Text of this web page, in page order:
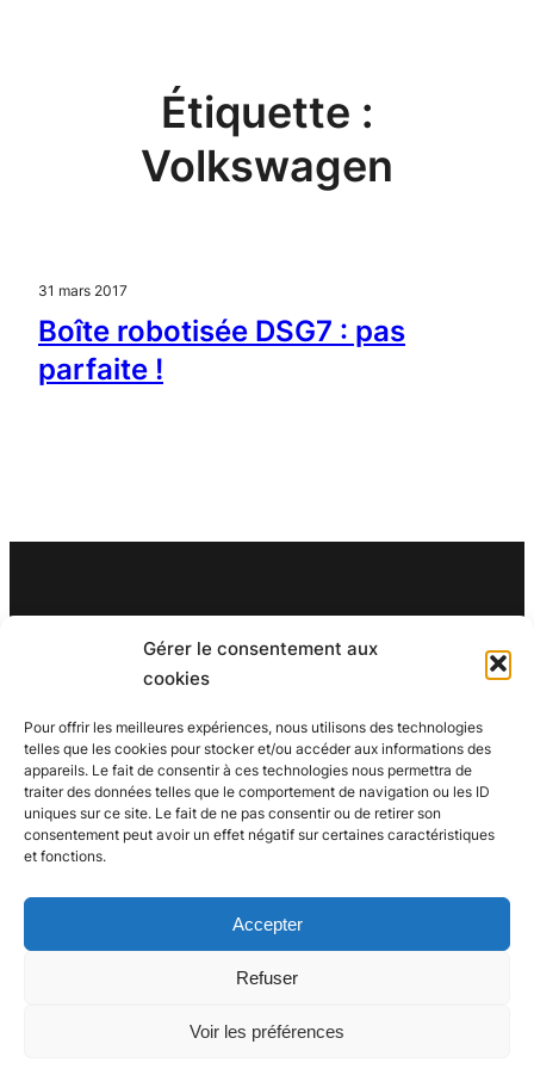
Gérer le consentement aux
cookies
Pour offrir les meilleures expériences, nous utilisons des technologies
telles que les cookies pour stocker et/ou accéder aux informations des
appareils. Le fait de consentir à ces technologies nous permettra de
traiter des données telles que le comportement de navigation ou les ID
uniques sur ce site. Le fait de ne pas consentir ou de retirer son
consentement peut avoir un effet négatif sur certaines caractéristiques
et fonctions.
Accepter
Refuser
Voir les préférences
Étiquette :
Volkswagen
31 mars 2017
Boîte robotisée DSG7 : pas
parfaite !
Search for an article
Search
Search